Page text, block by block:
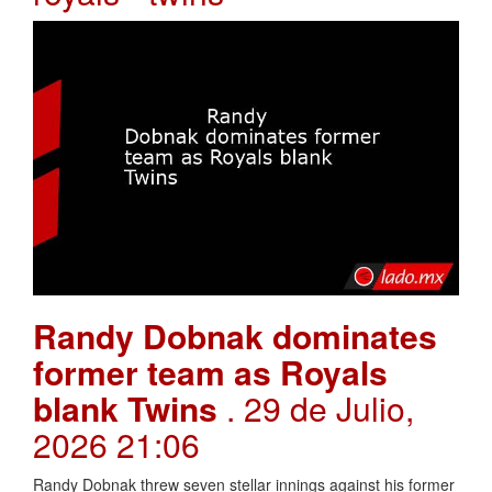
Randy Dobnak dominates
former team as Royals
blank Twins . 29 de Julio,
2026 21:06
Randy Dobnak threw seven stellar innings against his former